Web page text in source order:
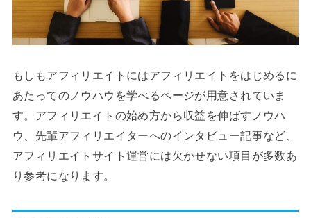
もしもアフィリエイトにはアフィリエイトをはじめるに
あたってのノウハウを学べるページが用意されていま
す。アフィリエイトの始め方から収益を伸ばすノウハ
ウ、先輩アフィリエイターへのインタビュー記事など、
アフィリエイトサイト運営には欠かせない項目が多数あ
り参考になります。